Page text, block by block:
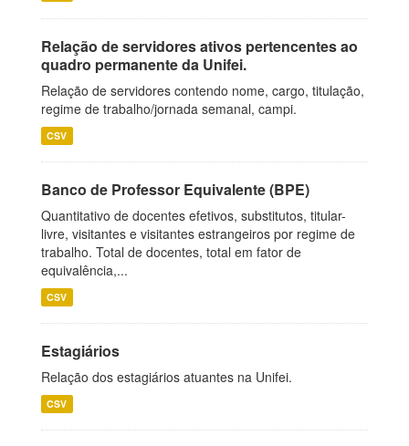
Relação de servidores ativos pertencentes ao
quadro permanente da Unifei.
Relação de servidores contendo nome, cargo, titulação,
regime de trabalho/jornada semanal, campi.
CSV
Banco de Professor Equivalente (BPE)
Quantitativo de docentes efetivos, substitutos, titular-
livre, visitantes e visitantes estrangeiros por regime de
trabalho. Total de docentes, total em fator de
equivalência,...
CSV
Estagiários
Relação dos estagiários atuantes na Unifei.
CSV